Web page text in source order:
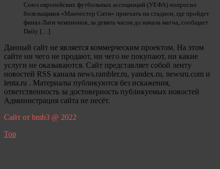
Союз европейских футбольных ассоциаций (УЕФА) попросил
болельщиков «Манчестер Сити» приехать на стадион, где пройдет
финал Лиги чемпионов, за девять часов до начала матча, сообщает
Daily […]
Данный сайт не является коммерческим проектом. На этом
сайте ни чего не продают, ни чего не покупают, ни какие
услуги не оказываются. Сайт представляет собой ленту
новостей RSS канала news.rambler.ru, yandex.ru, newsru.com и
lenta.ru . Материалы публикуются без искажения,
ответственность за достоверность публикуемых новостей
Администрация сайта не несёт.
Сайт от bmb3 @ 2022
Top